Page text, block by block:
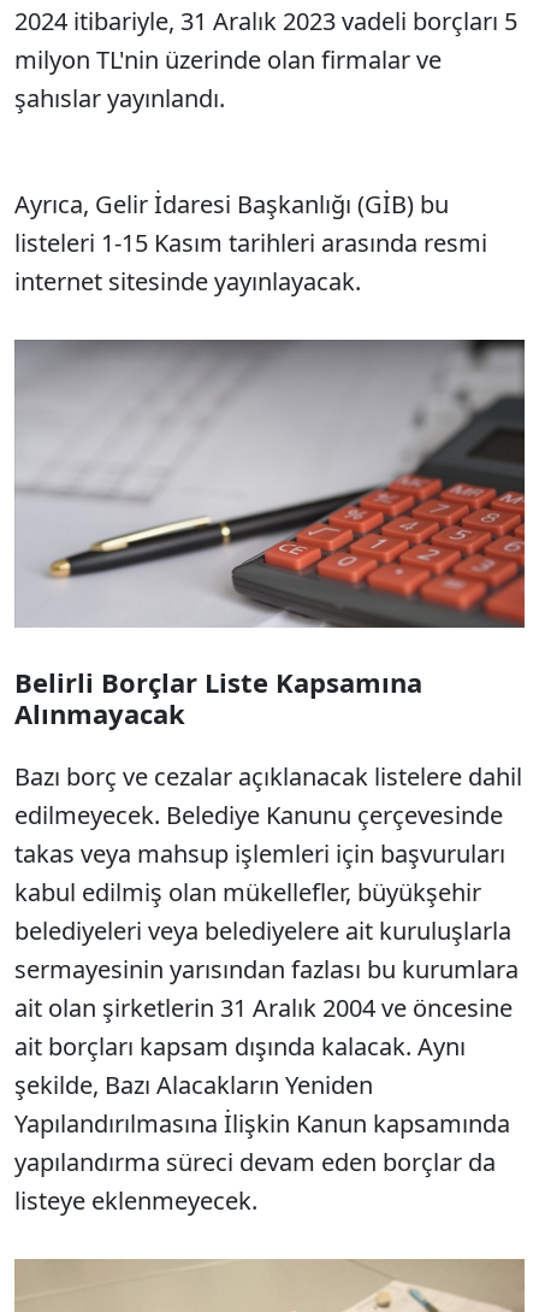
2024 itibariyle, 31 Aralık 2023 vadeli borçları 5
milyon TL'nin üzerinde olan firmalar ve
şahıslar yayınlandı.
Ayrıca, Gelir İdaresi Başkanlığı (GİB) bu
listeleri 1-15 Kasım tarihleri arasında resmi
internet sitesinde yayınlayacak.
Belirli Borçlar Liste Kapsamına
Alınmayacak
Bazı borç ve cezalar açıklanacak listelere dahil
edilmeyecek. Belediye Kanunu çerçevesinde
takas veya mahsup işlemleri için başvuruları
kabul edilmiş olan mükellefler, büyükşehir
belediyeleri veya belediyelere ait kuruluşlarla
sermayesinin yarısından fazlası bu kurumlara
ait olan şirketlerin 31 Aralık 2004 ve öncesine
ait borçları kapsam dışında kalacak. Aynı
şekilde, Bazı Alacakların Yeniden
Yapılandırılmasına İlişkin Kanun kapsamında
yapılandırma süreci devam eden borçlar da
listeye eklenmeyecek.